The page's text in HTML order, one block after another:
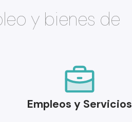
y bienes de
Empleos y Servicios